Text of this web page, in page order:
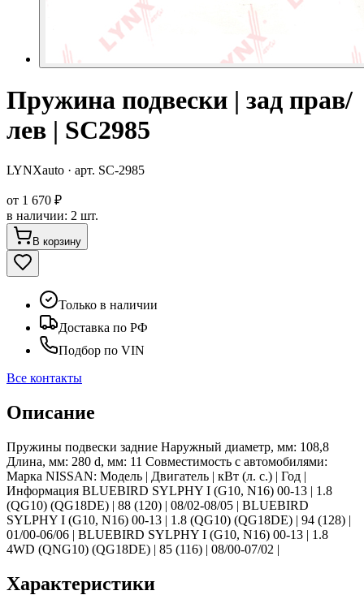
Пружина подвески | зад прав/
лев | SC2985
LYNXauto · арт. SC-2985
от 1 670 ₽
в наличии: 2 шт.
В корзину
Только в наличии
Доставка по РФ
Подбор по VIN
Все контакты
Описание
Пружины подвески задние Наружный диаметр, мм: 108,8
Длина, мм: 280 d, мм: 11 Совместимость с автомобилями:
Марка NISSAN: Модель | Двигатель | кВт (л. с.) | Год |
Информация BLUEBIRD SYLPHY I (G10, N16) 00-13 | 1.8
(QG10) (QG18DE) | 88 (120) | 08/02-08/05 | BLUEBIRD
SYLPHY I (G10, N16) 00-13 | 1.8 (QG10) (QG18DE) | 94 (128) |
01/00-06/06 | BLUEBIRD SYLPHY I (G10, N16) 00-13 | 1.8
4WD (QNG10) (QG18DE) | 85 (116) | 08/00-07/02 |
Характеристики